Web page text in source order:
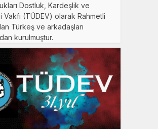
Dostluk, Kardeşlik ve
Vakfı (TÜDEV) olarak Rahmetli
Türkeş ve arkadaşları
kurulmuştur.